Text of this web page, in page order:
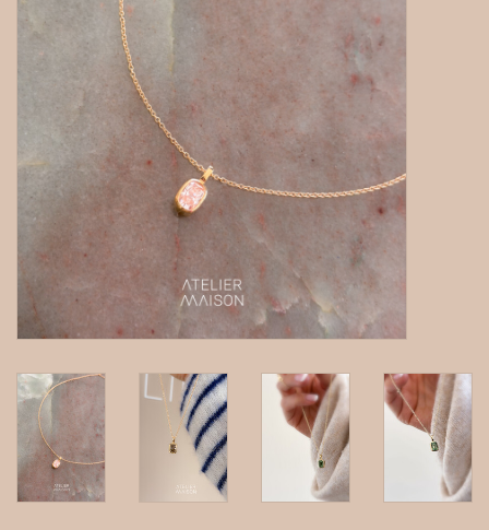
gepersonaliseerde juwelen
Armbanden
Extra
Nose & Paw collectie
Oorbellen
MAAK EEN AFSPRAAK